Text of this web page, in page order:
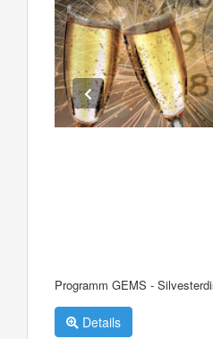
Programm GEMS -
Details